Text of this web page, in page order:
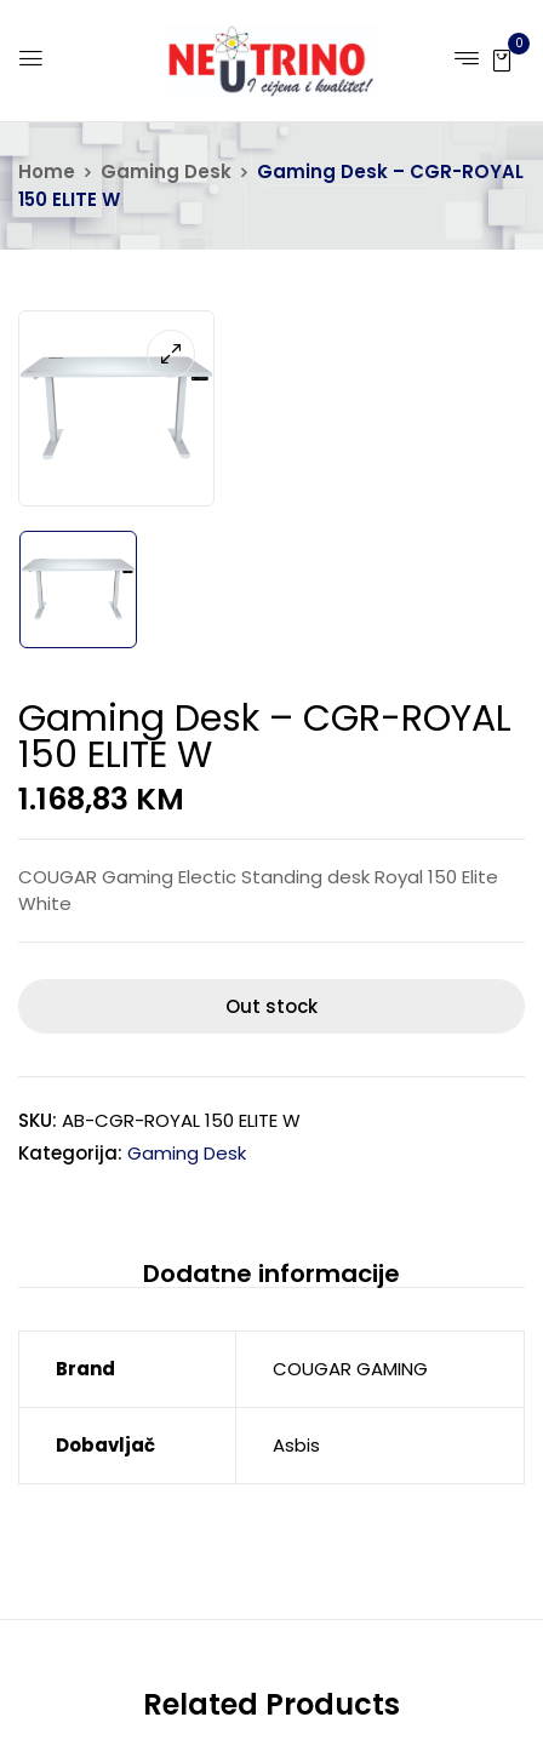
0
Home Gaming Desk
Gaming Desk – CGR-ROYAL
150 ELITE W
Gaming Desk – CGR-ROYAL
150 ELITE W
1.168,83 KM
COUGAR Gaming Electic Standing desk Royal 150 Elite
White
Out stock
SKU: AB-CGR-ROYAL 150 ELITE W
Kategorija: Gaming Desk
Dodatne informacije
Brand COUGAR GAMING
Dobavljač Asbis
Related Products